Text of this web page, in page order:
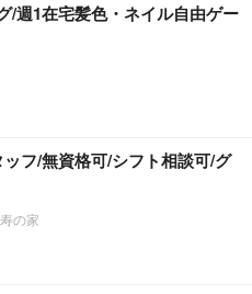
/週1在宅髪色・ネイル自由ゲー
ッフ/無資格可/シフト相談可/グ
の家